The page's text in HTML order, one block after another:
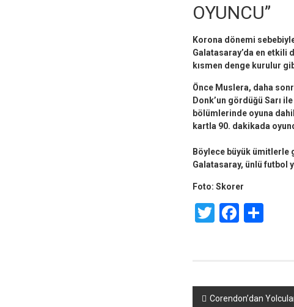
OYUNCU”
Korona dönemi
Galatasaray’da en etkili
kısmen denge kurulur
Önce Muslera, daha
Donk’un gördüğü Sarı
bölümlerinde oyuna
kartla 90. dakikada
Böylece büyük ümitlerle
Galatasaray, ünlü futbol
Foto: Skorer
Twitter
Yazı
Corendon’dan